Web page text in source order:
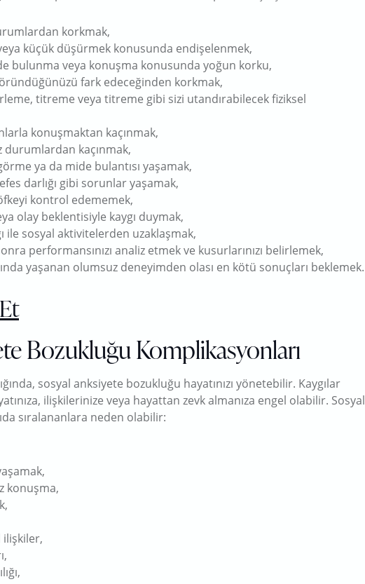
korkmak,
küçük düşürmek konusunda endişelenmek,
bulunma veya konuşma konusunda yoğun korku,
fark edeceğinden korkmak,
titreme veya titreme gibi sizi utandırabilecek fiziksel
konuşmaktan kaçınmak,
durumlardan kaçınmak,
ya da mide bulantısı yaşamak,
darlığı gibi sorunlar yaşamak,
kontrol edememek,
olay beklentisiyle kaygı duymak,
ile sosyal aktivitelerden uzaklaşmak,
performansınızı analiz etmek ve kusurlarınızı belirlemek,
yaşanan olumsuz deneyimden olası en kötü sonuçları beklemek.
Bozukluğu Komplikasyonları
sosyal anksiyete bozukluğu hayatınızı yönetebilir. Kaygılar
ilişkilerinize veya hayattan zevk almanıza engel olabilir. Sosyal
sıralananlara neden olabilir:
konuşma,
ilişkiler,